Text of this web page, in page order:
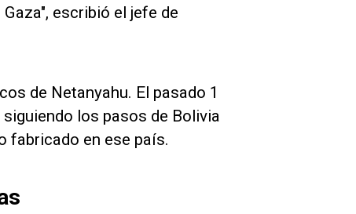
escribió el jefe de
de Netanyahu. El pasado 1
los pasos de Bolivia
fabricado en ese país.